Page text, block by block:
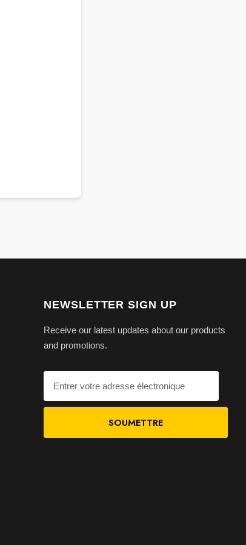
NEWSLETTER SIGN UP
Receive our latest updates about our products
and promotions.